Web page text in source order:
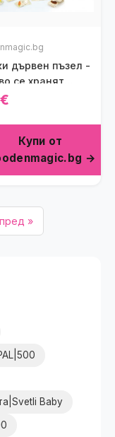
дървен пъзел -
се хранят
Купи от
→
»
Baby